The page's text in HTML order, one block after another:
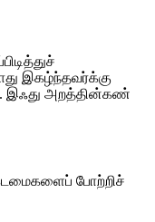
இகழ்ந்தவர்க்கு
இஃது அறத்தின்கண்
போற்றிச்